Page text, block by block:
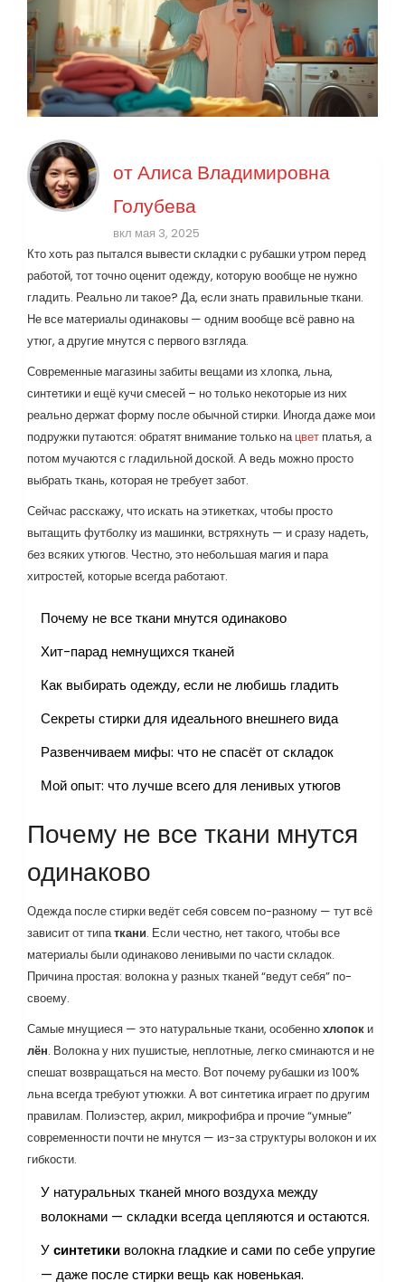
отАлиса Владимировна
Голубева
вкл мая 3, 2025
Кто хоть раз пытался вывести складки с рубашки утром перед
работой, тот точно оценит одежду, которую вообще не нужно
гладить. Реально ли такое? Да, если знать правильные ткани.
Не все материалы одинаковы — одним вообще всё равно на
утюг, а другие мнутся с первого взгляда.
Современные магазины забиты вещами из хлопка, льна,
синтетики и ещё кучи смесей – но только некоторые из них
реально держат форму после обычной стирки. Иногда даже мои
подружки путаются: обратят внимание только нацвет платья, а
потом мучаются с гладильной доской. А ведь можно просто
выбрать ткань, которая не требует забот.
Сейчас расскажу, что искать на этикетках, чтобы просто
вытащить футболку из машинки, встряхнуть — и сразу надеть,
без всяких утюгов. Честно, это небольшая магия и пара
хитростей, которые всегда работают.
Почему не все ткани мнутся одинаково
Хит-парад немнущихся тканей
Как выбирать одежду, если не любишь гладить
Секреты стирки для идеального внешнего вида
Развенчиваем мифы: что не спасёт от складок
Мой опыт: что лучше всего для ленивых утюгов
Почему не все ткани мнутся
одинаково
Одежда после стирки ведёт себя совсем по-разному — тут всё
зависит от типаткани. Если честно, нет такого, чтобы все
материалы были одинаково ленивыми по части складок.
Причина простая: волокна у разных тканей “ведут себя” по-
своему.
Самые мнущиеся — это натуральные ткани, особеннохлопок и
лён. Волокна у них пушистые, неплотные, легко сминаются и не
спешат возвращаться на место. Вот почему рубашки из 100%
льна всегда требуют утюжки. А вот синтетика играет по другим
правилам. Полиэстер, акрил, микрофибра и прочие “умные”
современности почти не мнутся — из-за структуры волокон и их
гибкости.
У натуральных тканей много воздуха между
волокнами — складки всегда цепляются и остаются.
Усинтетики волокна гладкие и сами по себе упругие
— даже после стирки вещь как новенькая.